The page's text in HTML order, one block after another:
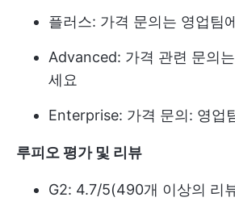
플러스: 가격 문의는 영업팀
Advanced: 가격 관련 문의
세요
Enterprise: 가격 문의: 영업
루피오 평가 및 리뷰
G2: 4.7/5(490개 이상의 리